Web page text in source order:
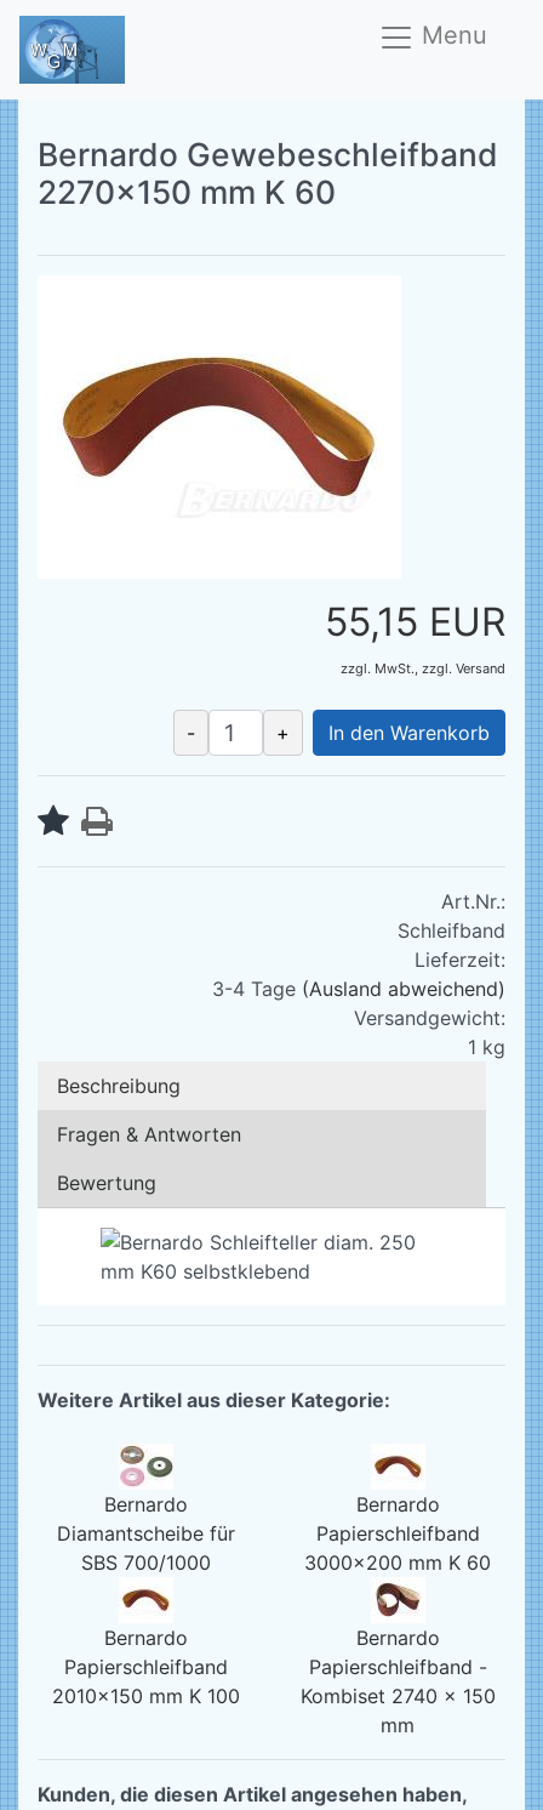
Menu
Bernardo Gewebeschleifband
2270x150 mm K 60
55,15 EUR
zzgl. MwSt., zzgl. Versand
- + In den Warenkorb
Art.Nr.:
Schleifband
Lieferzeit:
3-4 Tage (Ausland abweichend)
Versandgewicht:
1 kg
Beschreibung
Fragen & Antworten
Bewertung
Weitere Artikel aus dieser Kategorie:
Bernardo
Diamantscheibe für
SBS 700/1000
Bernardo
Papierschleifband
3000x200 mm K 60
Bernardo
Papierschleifband
2010x150 mm K 100
Bernardo
Papierschleifband -
Kombiset 2740 x 150
mm
Kunden, die diesen Artikel angesehen haben,